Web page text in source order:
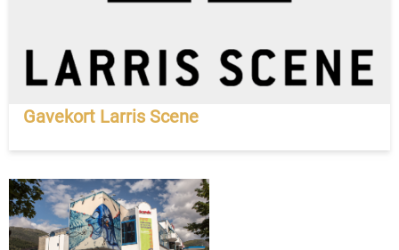
Gavekort Larris Scene